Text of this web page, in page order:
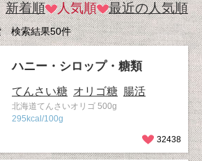
新着順 人気順 最近の人気順
検索結果50件
ハニー・シロップ・糖類
てんさい糖 オリゴ糖 腸活
北海道てんさいオリゴ 500g
295kcal/100g
32438